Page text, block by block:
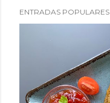
ENTRADAS POPULARES